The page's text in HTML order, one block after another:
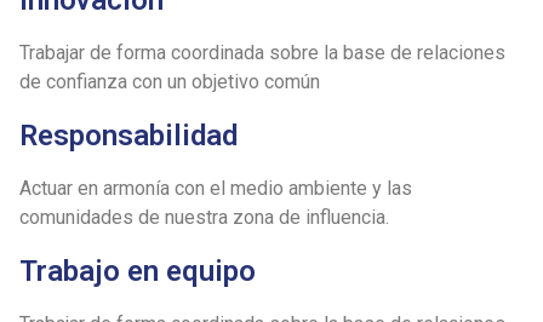
Trabajar de forma coordinada sobre la base de relaciones
de confianza con un objetivo común
Responsabilidad
Actuar en armonía con el medio ambiente y las
comunidades de nuestra zona de influencia.
Trabajo en equipo